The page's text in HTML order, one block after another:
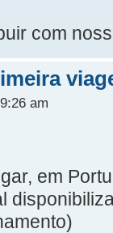
com
am
em